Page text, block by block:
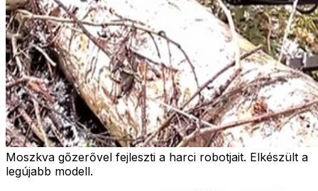
Moszkva gőzerővel fejleszti a harci robotjait. Elkészült a
legújabb modell.